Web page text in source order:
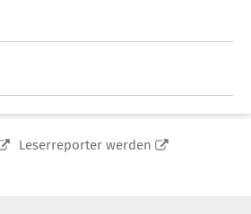
Leserreporter werden